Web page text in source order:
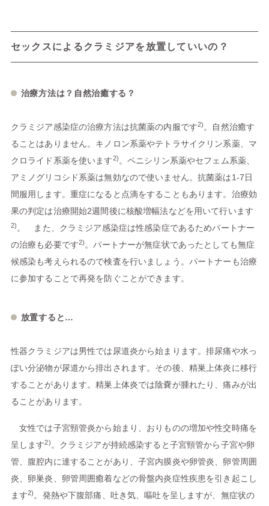
セックスによるクラミジアを放置していいの？
治療方法は？自然治癒する？
クラミジア感染症の治療方法は抗菌薬の内服です2) 。自然治癒す
ることはありません。キノロン系薬やテトラサイクリン系薬、マ
クロライド系薬を使います2) 。ペニシリン系薬やセフェム系薬、
アミノグリコシド系薬は無効なので使いません。抗菌薬は1-7日
間服用します。重症になると点滴をすることもあります。治療効
果の判定は治療開始2週間後に核酸増幅法などを用いて行います
2) 。 また、クラミジア感染症は性感染症であるためパートナー
の治療も必要です2) 。パートナーが無症状であったとしても無症
候感染も考えられるので検査を行いましょう。パートナーも治療
に参加することで再発を防ぐことができます。
放置すると…
性器クラミジアは男性では尿道炎から始まります。排尿痛や水っ
ぽい分泌物が尿道から排出されます。その後、精巣上体炎に移行
することがあります。精巣上体炎では陰嚢が腫れたり、痛みが出
ることがあります。
女性では子宮頸管炎から始まり、おりものの増加や性交時痛を
呈します2) 。クラミジアが持続感染すると子宮頸管から子宮や卵
管、腹腔内に達することがあり、子宮内膜炎や卵管炎、卵管周囲
炎、卵巣炎、卵管周囲癒着などの骨盤内炎症性疾患を引き起こし
ます2) 。発熱や下腹部痛、吐き気、嘔吐を呈しますが、無症状の